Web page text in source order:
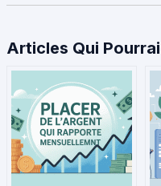
Articles Qui